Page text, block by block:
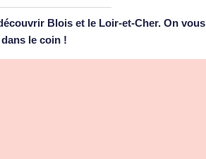
Blois et le Loir-et-Cher. On vous
le coin !